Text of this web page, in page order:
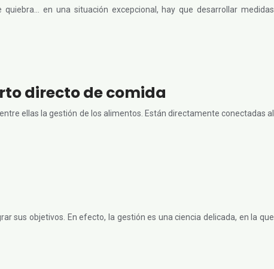
en una situación excepcional, hay que desarrollar medidas
directo de comida
ellas la gestión de los alimentos. Están directamente conectadas al
sus objetivos. En efecto, la gestión es una ciencia delicada, en la que